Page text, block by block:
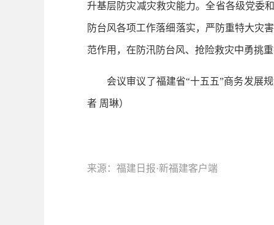
升基层防灾减灾救灾能力。全省各级党委
防台风各项工作落细落实，严防重特大灾
范作用，在防汛防台风、抢险救灾中勇挑
会议审议了福建省“十五五”商务发展规
者 周琳）
来源：福建日报·新福建客户端